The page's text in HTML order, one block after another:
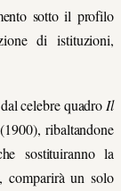
sotto il profilo
di istituzioni,
celebre quadro Il
ribaltandone
sostituiranno la
comparirà un solo